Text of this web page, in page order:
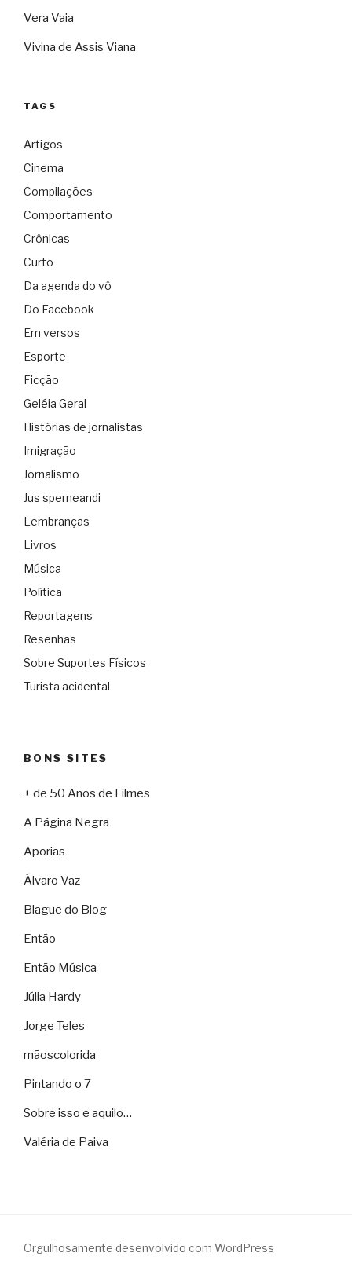
Vera Vaia
Vivina de Assis Viana
TAGS
Artigos
Cinema
Compilações
Comportamento
Crônicas
Curto
Da agenda do vô
Do Facebook
Em versos
Esporte
Ficção
Geléia Geral
Histórias de jornalistas
Imigração
Jornalismo
Jus sperneandi
Lembranças
Livros
Música
Política
Reportagens
Resenhas
Sobre Suportes Físicos
Turista acidental
BONS SITES
+ de 50 Anos de Filmes
A Página Negra
Aporias
Álvaro Vaz
Blague do Blog
Então
Então Música
Júlia Hardy
Jorge Teles
mãoscolorida
Pintando o 7
Sobre isso e aquilo…
Valéria de Paiva
Orgulhosamente desenvolvido com WordPress